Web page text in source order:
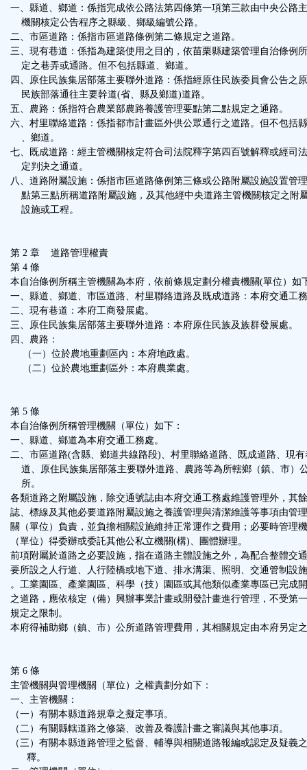
一、縣道、鄉道：係指完成依公路法第四條第一項第三款由中央公路
機關核定公告程序之縣級、鄉級編號公路。
二、市區道路：係指市區道路條例第二條規定之道路。
三、現有巷道：係指為建築使用之目的，依苗栗縣建築管理自治條例
定之巷弄或通路。但不包括縣道、鄉道。
四、原住民族集居部落主要聯外道路：係指經原住民族委員會公告之
民族部落通往主要幹道(省、縣及鄉道)道路。
五、農路：係指符合農業部農路養護管理要點第二點規定之通路。
六、村里聯絡道路：係指都市計畫區外供公眾通行之道路。但不包括
、鄉道。
七、既成道路：經主管機關核定符合司法院釋字第四百號解釋或經司
定判決之通道。
八、道路附屬設施：係指市區道路條例第三條或公路附屬設施設置管
點第三點所稱道路附屬設施，及其他經中央道路主管機關核定之附
設施或工程。
第 2 章 道路管理權責
第 4 條
本自治條例所稱主管機關為本府，依前條規定劃分權責機關(單位）如
一、縣道、鄉道、市區道路、村里聯絡道路及既成道路：本府交通工
二、現有巷道：本府工商發展處。
三、原住民族集居部落主要聯外道路：本府原住民族及族群發展處。
四、農路：
（一）位於農地重劃區內：本府地政處。
（二）位於農地重劃區外：本府農業處。
第 5 條
本自治條例所稱管理機關（單位）如下：
一、縣道、鄉道為本府交通工務處。
二、市區道路(含縣、鄉道共線路段)、村里聯絡道路、既成道路、現有
道、原住民族集居部落主要聯外道路、農路等為所轄鄉（鎮、市）
所。
各類道路之附屬設施，除交通號誌由本府交通工務處維護管理外，其
誌、標線及其他必要道路附屬設施之養護管理與清潔維護等事項由管
關（單位）負責，並負擔相關設施維持正常運作之費用；必要時管理
（單位）得委辦或委託其他公私立機關(構)、團體辦理。
前項附屬於道路之必要設施，指在道路主體設施之外，為配合整體交
要所設之人行道、人行陸橋或地下道、排水溝渠、照明、交通管制設
。工業園區、產業園區、科學（技）園區或其他類似產業專區已完成
之道路，應依核定（備）興辦事業計畫或開發計畫進行管理，不受第
規定之限制。
本府得補助鄉（鎮、市）公所道路管理費用，其相關規定由本府另定
第 6 條
主管機關與管理機關（單位）之權責劃分如下：
一、主管機關：
（一）有關本縣道路規章之擬定事項。
（二）有關縣轄道路之修築、改善及養護計畫之審議與其他事項。
（三）有關本縣道路管理之監督、輔導與相關道路報編或認定及疑義
釋。